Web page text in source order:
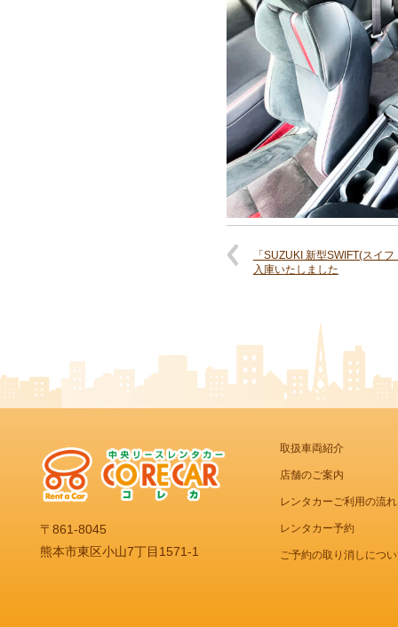
「SUZUKI 新型SWIFT(スイ
入庫いたしました
〒861-8045
熊本市東区小山7丁目1571-1
取扱車両紹介
店舗のご案内
レンタカーご利用の流れ
レンタカー予約
ご予約の取り消しにつ